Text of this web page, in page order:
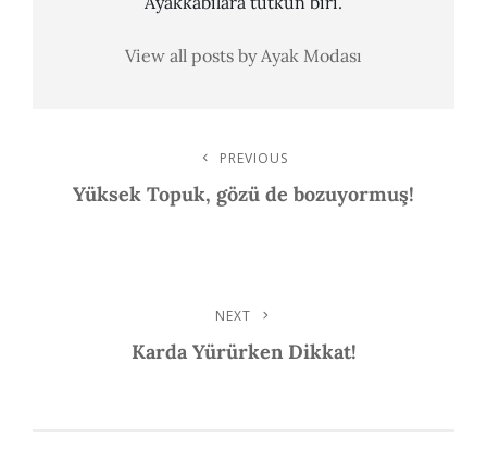
View all posts by Ayak Modası
Navigation
PREVIOUS
Yüksek Topuk, gözü de bozuyormuş!
NEXT
Karda Yürürken Dikkat!